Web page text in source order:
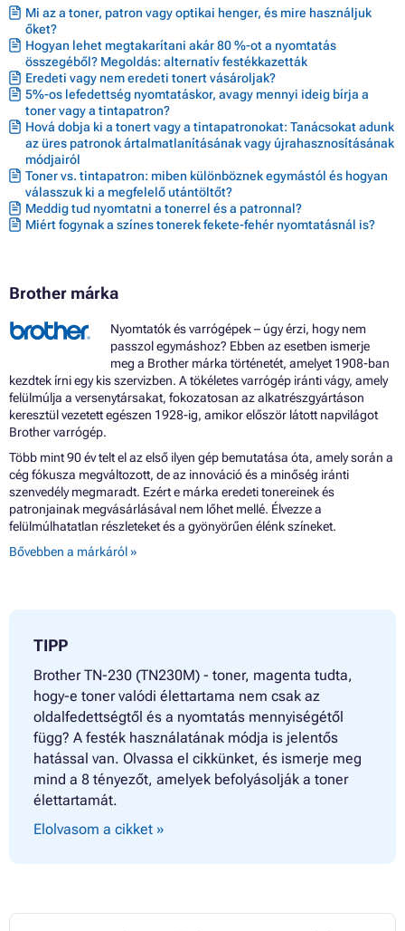
Mi az a toner, patron vagy optikai henger, és mire használjuk
őket?
Hogyan lehet megtakarítani akár 80 %-ot a nyomtatás
összegéből? Megoldás: alternatív festékkazetták
Eredeti vagy nem eredeti tonert vásároljak?
5%-os lefedettség nyomtatáskor, avagy mennyi ideig bírja a
toner vagy a tintapatron?
Hová dobja ki a tonert vagy a tintapatronokat: Tanácsokat adunk
az üres patronok ártalmatlanításának vagy újrahasznosításának
módjairól
Toner vs. tintapatron: miben különböznek egymástól és hogyan
válasszuk ki a megfelelő utántöltőt?
Meddig tud nyomtatni a tonerrel és a patronnal?
Miért fogynak a színes tonerek fekete-fehér nyomtatásnál is?
Brother márka
Nyomtatók és varrógépek – úgy érzi, hogy nem
passzol egymáshoz? Ebben az esetben ismerje
meg a Brother márka történetét, amelyet 1908-ban
kezdtek írni egy kis szervizben. A tökéletes varrógép iránti vágy, amely
felülmúlja a versenytársakat, fokozatosan az alkatrészgyártáson
keresztül vezetett egészen 1928-ig, amikor először látott napvilágot
Brother varrógép.
Több mint 90 év telt el az első ilyen gép bemutatása óta, amely során a
cég fókusza megváltozott, de az innováció és a minőség iránti
szenvedély megmaradt. Ezért e márka eredeti tonereinek és
patronjainak megvásárlásával nem lőhet mellé. Élvezze a
felülmúlhatatlan részleteket és a gyönyörűen élénk színeket.
Bővebben a márkáról »
TIPP
Brother TN-230 (TN230M) - toner, magenta tudta,
hogy-e toner valódi élettartama nem csak az
oldalfedettségtől és a nyomtatás mennyiségétől
függ? A festék használatának módja is jelentős
hatással van. Olvassa el cikkünket, és ismerje meg
mind a 8 tényezőt, amelyek befolyásolják a toner
élettartamát.
Elolvasom a cikket »